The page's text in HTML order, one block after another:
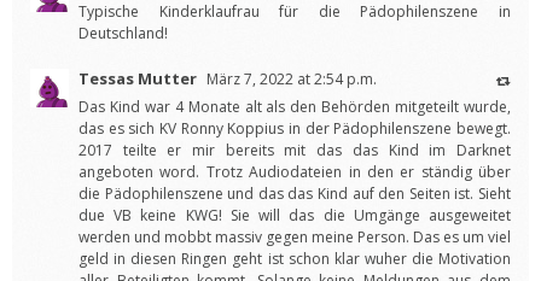
Typische Kinderklaufrau für die Pädophilenszene in
Deutschland!
Tessas Mutter März 7, 2022 at 2:54 p.m.
Das Kind war 4 Monate alt als den Behörden mitgeteilt wurde,
das es sich KV Ronny Koppius in der Pädophilenszene bewegt.
2017 teilte er mir bereits mit das das Kind im Darknet
angeboten word. Trotz Audiodateien in den er ständig über
die Pädophilenszene und das das Kind auf den Seiten ist. Sieht
due VB keine KWG! Sie will das die Umgänge ausgeweitet
werden und mobbt massiv gegen meine Person. Das es um viel
geld in diesen Ringen geht ist schon klar wuher die Motivation